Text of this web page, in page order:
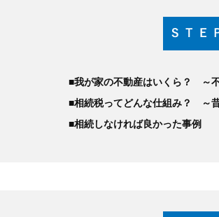
■我が家の不動産はいくら？ ～
■相続税ってどんな仕組み？ ～
■相続しなければ良かった事例